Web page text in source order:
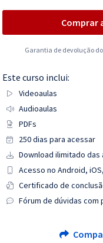
Comprar
Garantia de devolução
Este curso inclui:
Videoaulas
Audioaulas
PDFs
250 dias para acessar
Download ilimitado das
Acesso no Android,
Certificado de
Fórum de dúvidas